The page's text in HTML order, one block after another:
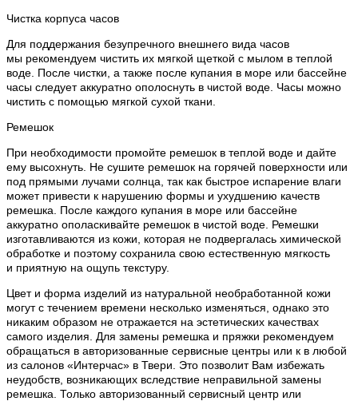
Чистка корпуса часов
Для поддержания безупречного внешнего вида часов
мы рекомендуем чистить их мягкой щеткой с мылом в теплой
воде. После чистки, а также после купания в море или бассейне
часы следует аккуратно ополоснуть в чистой воде. Часы можно
чистить с помощью мягкой сухой ткани.
Ремешок
При необходимости промойте ремешок в теплой воде и дайте
ему высохнуть. Не сушите ремешок на горячей поверхности или
под прямыми лучами солнца, так как быстрое испарение влаги
может привести к нарушению формы и ухудшению качеств
ремешка. После каждого купания в море или бассейне
аккуратно ополаскивайте ремешок в чистой воде. Ремешки
изготавливаются из кожи, которая не подвергалась химической
обработке и поэтому сохранила свою естественную мягкость
и приятную на ощупь текстуру.
Цвет и форма изделий из натуральной необработанной кожи
могут с течением времени несколько изменяться, однако это
никаким образом не отражается на эстетических качествах
самого изделия. Для замены ремешка и пряжки рекомендуем
обращаться в авторизованные сервисные центры или к в любой
из салонов «Интерчас» в Твери. Это позволит Вам избежать
неудобств, возникающих вследствие неправильной замены
ремешка. Только авторизованный сервисный центр или